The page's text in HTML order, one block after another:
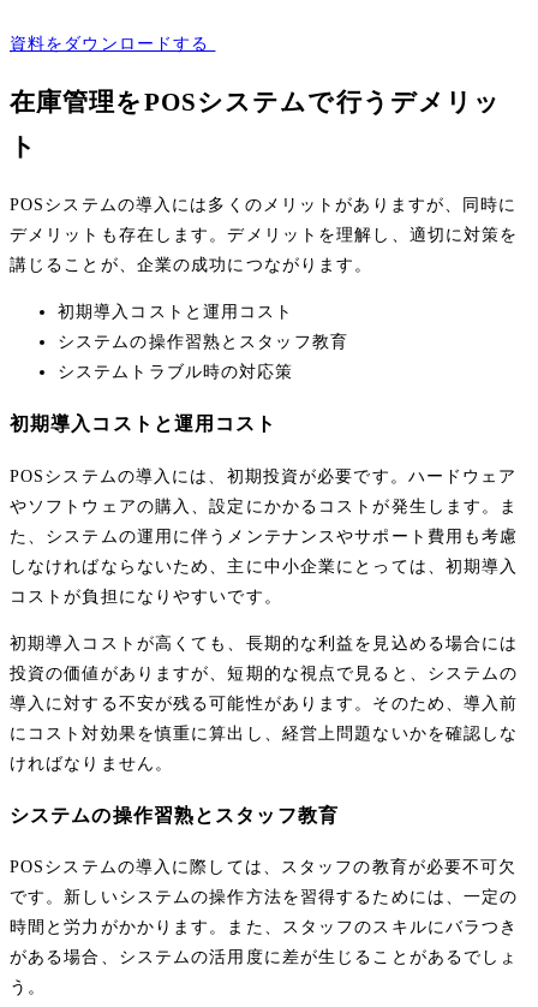
資料をダウンロードする
在庫管理をPOSシステムで行うデメリッ
ト
POSシステムの導入には多くのメリットがありますが、同時に
デメリットも存在します。デメリットを理解し、適切に対策を
講じることが、企業の成功につながります。
初期導入コストと運用コスト
システムの操作習熟とスタッフ教育
システムトラブル時の対応策
初期導入コストと運用コスト
POSシステムの導入には、初期投資が必要です。ハードウェア
やソフトウェアの購入、設定にかかるコストが発生します。ま
た、システムの運用に伴うメンテナンスやサポート費用も考慮
しなければならないため、主に中小企業にとっては、初期導入
コストが負担になりやすいです。
初期導入コストが高くても、長期的な利益を見込める場合には
投資の価値がありますが、短期的な視点で見ると、システムの
導入に対する不安が残る可能性があります。そのため、導入前
にコスト対効果を慎重に算出し、経営上問題ないかを確認しな
ければなりません。
システムの操作習熟とスタッフ教育
POSシステムの導入に際しては、スタッフの教育が必要不可欠
です。新しいシステムの操作方法を習得するためには、一定の
時間と労力がかかります。また、スタッフのスキルにバラつき
がある場合、システムの活用度に差が生じることがあるでしょ
う。